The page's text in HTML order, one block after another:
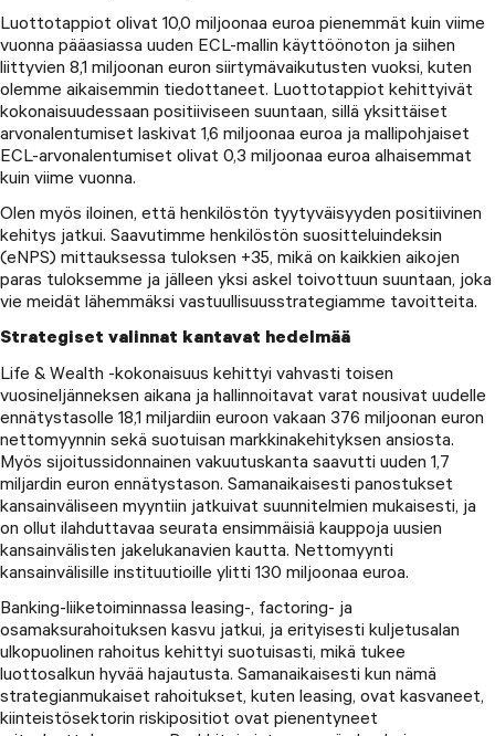
Luottotappiot olivat 10,0 miljoonaa euroa pienemmät kuin viime
vuonna pääasiassa uuden ECL-mallin käyttöönoton ja siihen
liittyvien 8,1 miljoonan euron siirtymävaikutusten vuoksi, kuten
olemme aikaisemmin tiedottaneet. Luottotappiot kehittyivät
kokonaisuudessaan positiiviseen suuntaan, sillä yksittäiset
arvonalentumiset laskivat 1,6 miljoonaa euroa ja mallipohjaiset
ECL-arvonalentumiset olivat 0,3 miljoonaa euroa alhaisemmat
kuin viime vuonna.
Olen myös iloinen, että henkilöstön tyytyväisyyden positiivinen
kehitys jatkui. Saavutimme henkilöstön suositteluindeksin
(eNPS) mittauksessa tuloksen +35, mikä on kaikkien aikojen
paras tuloksemme ja jälleen yksi askel toivottuun suuntaan, joka
vie meidät lähemmäksi vastuullisuusstrategiamme tavoitteita.
Strategiset valinnat kantavat hedelmää
Life & Wealth -kokonaisuus kehittyi vahvasti toisen
vuosineljänneksen aikana ja hallinnoitavat varat nousivat uudelle
ennätystasolle 18,1 miljardiin euroon vakaan 376 miljoonan euron
nettomyynnin sekä suotuisan markkinakehityksen ansiosta.
Myös sijoitussidonnainen vakuutuskanta saavutti uuden 1,7
miljardin euron ennätystason. Samanaikaisesti panostukset
kansainväliseen myyntiin jatkuivat suunnitelmien mukaisesti, ja
on ollut ilahduttavaa seurata ensimmäisiä kauppoja uusien
kansainvälisten jakelukanavien kautta. Nettomyynti
kansainvälisille instituutioille ylitti 130 miljoonaa euroa.
Banking-liiketoiminnassa leasing-, factoring- ja
osamaksurahoituksen kasvu jatkui, ja erityisesti kuljetusalan
ulkopuolinen rahoitus kehittyi suotuisasti, mikä tukee
luottosalkun hyvää hajautusta. Samanaikaisesti kun nämä
strategianmukaiset rahoitukset, kuten leasing, ovat kasvaneet,
kiinteistösektorin riskipositiot ovat pienentyneet